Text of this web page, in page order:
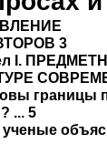
3
I.
... 5
ученые